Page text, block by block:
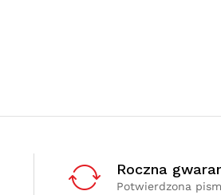
Roczna
Potwierdzona